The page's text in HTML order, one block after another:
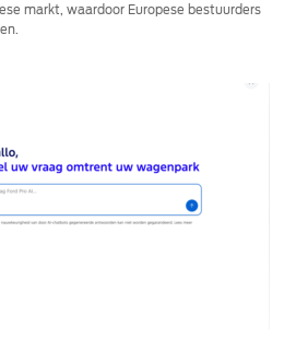
markt, waardoor Europese bestuurders